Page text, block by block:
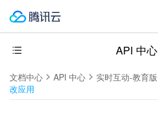
API 中心
文档中心 API 中心 实时互动-教育版
改应用